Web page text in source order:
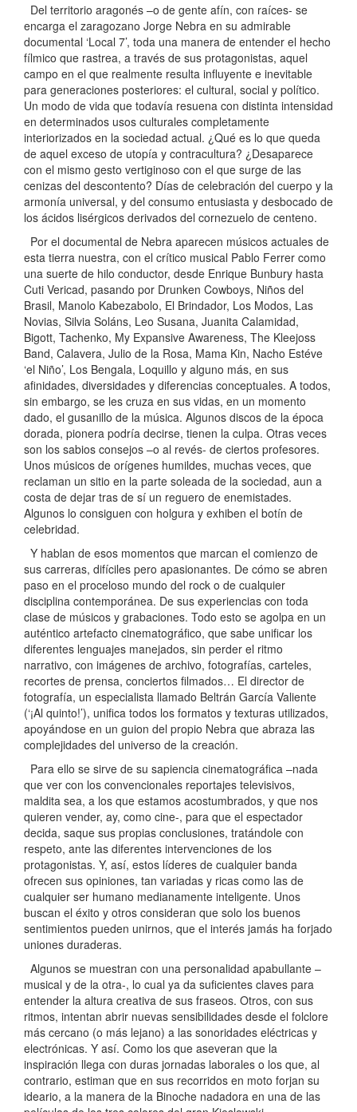
Del territorio aragonés –o de gente afín, con raíces- se
encarga el zaragozano Jorge Nebra en su admirable
documental ‘Local 7’, toda una manera de entender el hecho
fílmico que rastrea, a través de sus protagonistas, aquel
campo en el que realmente resulta influyente e inevitable
para generaciones posteriores: el cultural, social y político.
Un modo de vida que todavía resuena con distinta intensidad
en determinados usos culturales completamente
interiorizados en la sociedad actual. ¿Qué es lo que queda
de aquel exceso de utopía y contracultura? ¿Desaparece
con el mismo gesto vertiginoso con el que surge de las
cenizas del descontento? Días de celebración del cuerpo y la
armonía universal, y del consumo entusiasta y desbocado de
los ácidos lisérgicos derivados del cornezuelo de centeno.
Por el documental de Nebra aparecen músicos actuales de
esta tierra nuestra, con el crítico musical Pablo Ferrer como
una suerte de hilo conductor, desde Enrique Bunbury hasta
Cuti Vericad, pasando por Drunken Cowboys, Niños del
Brasil, Manolo Kabezabolo, El Brindador, Los Modos, Las
Novias, Silvia Soláns, Leo Susana, Juanita Calamidad,
Bigott, Tachenko, My Expansive Awareness, The Kleejoss
Band, Calavera, Julio de la Rosa, Mama Kin, Nacho Estéve
‘el Niño’, Los Bengala, Loquillo y alguno más, en sus
afinidades, diversidades y diferencias conceptuales. A todos,
sin embargo, se les cruza en sus vidas, en un momento
dado, el gusanillo de la música. Algunos discos de la época
dorada, pionera podría decirse, tienen la culpa. Otras veces
son los sabios consejos –o al revés- de ciertos profesores.
Unos músicos de orígenes humildes, muchas veces, que
reclaman un sitio en la parte soleada de la sociedad, aun a
costa de dejar tras de sí un reguero de enemistades.
Algunos lo consiguen con holgura y exhiben el botín de
celebridad.
Y hablan de esos momentos que marcan el comienzo de
sus carreras, difíciles pero apasionantes. De cómo se abren
paso en el proceloso mundo del rock o de cualquier
disciplina contemporánea. De sus experiencias con toda
clase de músicos y grabaciones. Todo esto se agolpa en un
auténtico artefacto cinematográfico, que sabe unificar los
diferentes lenguajes manejados, sin perder el ritmo
narrativo, con imágenes de archivo, fotografías, carteles,
recortes de prensa, conciertos filmados… El director de
fotografía, un especialista llamado Beltrán García Valiente
(‘¡Al quinto!’), unifica todos los formatos y texturas utilizados,
apoyándose en un guion del propio Nebra que abraza las
complejidades del universo de la creación.
Para ello se sirve de su sapiencia cinematográfica –nada
que ver con los convencionales reportajes televisivos,
maldita sea, a los que estamos acostumbrados, y que nos
quieren vender, ay, como cine-, para que el espectador
decida, saque sus propias conclusiones, tratándole con
respeto, ante las diferentes intervenciones de los
protagonistas. Y, así, estos líderes de cualquier banda
ofrecen sus opiniones, tan variadas y ricas como las de
cualquier ser humano medianamente inteligente. Unos
buscan el éxito y otros consideran que solo los buenos
sentimientos pueden unirnos, que el interés jamás ha forjado
uniones duraderas.
Algunos se muestran con una personalidad apabullante –
musical y de la otra-, lo cual ya da suficientes claves para
entender la altura creativa de sus fraseos. Otros, con sus
ritmos, intentan abrir nuevas sensibilidades desde el folclore
más cercano (o más lejano) a las sonoridades eléctricas y
electrónicas. Y así. Como los que aseveran que la
inspiración llega con duras jornadas laborales o los que, al
contrario, estiman que en sus recorridos en moto forjan su
ideario, a la manera de la Binoche nadadora en una de las